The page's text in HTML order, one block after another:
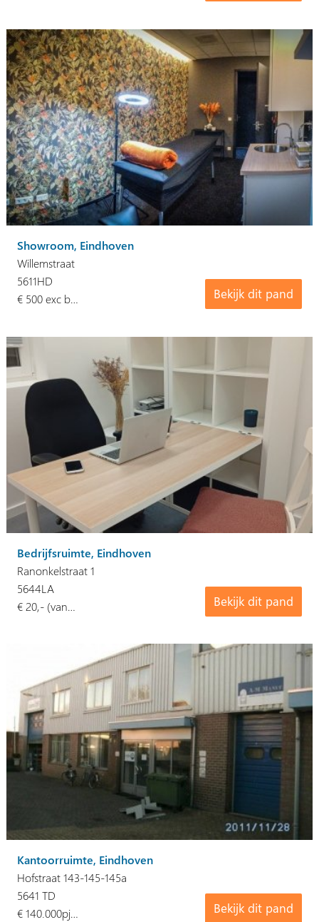
Showroom, Eindhoven
Willemstraat
Bekijk dit pand
5611HD
€ 500 exc b…
Bedrijfsruimte, Eindhoven
Ranonkelstraat 1
Bekijk dit pand
5644LA
€ 20,- (van…
Kantoorruimte, Eindhoven
Hofstraat 143-145-145a
Bekijk dit pand
5641 TD
€ 140.000pj…